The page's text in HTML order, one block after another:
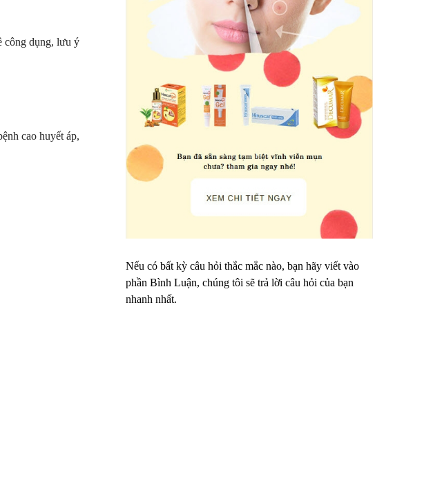
công dụng, lưu ý
cao huyết áp,
Nếu có bất kỳ câu hỏi thắc mắc nào, bạn hãy viết vào
phần Bình Luận, chúng tôi sẽ trả lời câu hỏi của bạn
nhanh nhất.